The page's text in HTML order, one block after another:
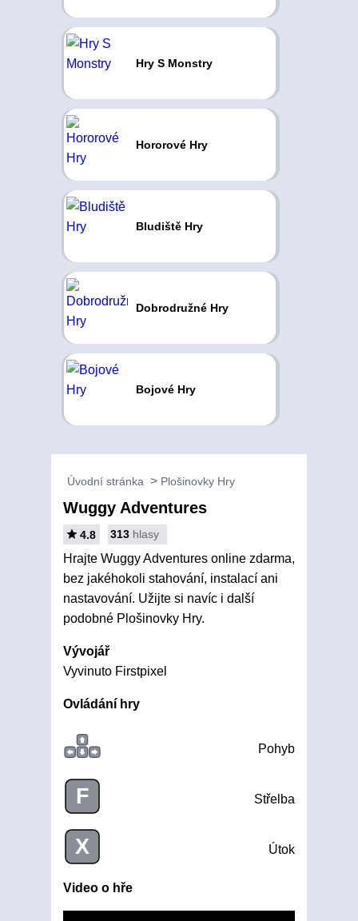
Hry S Monstry
Hororové Hry
Bludiště Hry
Dobrodružné Hry
Bojové Hry
Úvodní stránka Plošinovky Hry
Wuggy Adventures
4.8 313 hlasy
Hrajte Wuggy Adventures online zdarma,
bez jakéhokoli stahování, instalací ani
nastavování. Užijte si navíc i další
podobné Plošinovky Hry.
Vývojář
Vyvinuto Firstpixel
Ovládání hry
Pohyb
F Střelba
X Útok
Video o hře